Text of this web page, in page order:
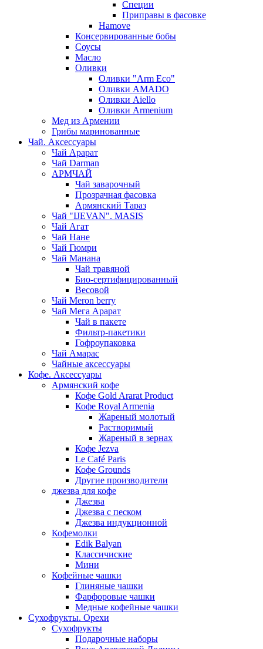
Специи
Приправы в фасовке
Hamove
Консервированные бобы
Соусы
Масло
Оливки
Оливки "Arm Eco"
Оливки AMADO
Оливки Aiello
Оливки Armenium
Мед из Армении
Грибы маринованные
Чай. Аксессуары
Чай Арарат
Чай Darman
АРМЧАЙ
Чай заварочный
Прозрачная фасовка
Армянский Тараз
Чай "IJEVAN". MASIS
Чай Агат
Чай Нане
Чай Гюмри
Чай Манана
Чай травяной
Био-сертифицированный
Весовой
Чай Meron berry
Чай Мега Арарат
Чай в пакете
Фильтр-пакетики
Гофроупаковка
Чай Амарас
Чайные аксессуары
Кофе. Аксессуары
Армянский кофе
Кофе Gold Ararat Product
Кофе Royal Armenia
Жареный молотый
Растворимый
Жареный в зернах
Кофе Jezva
Le Café Paris
Кофе Grounds
Другие производители
джезва для кофе
Джезва
Джезва с песком
Джезва индукционной
Кофемолки
Edik Balyan
Классичиские
Мини
Кофейные чашки
Глиняные чашки
Фарфоровые чашки
Медные кофейные чашки
Сухофрукты. Орехи
Сухофрукты
Подарочные наборы